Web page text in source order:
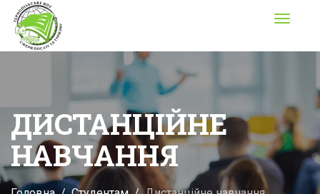
Toggle
ДИСТАНЦІЙНЕ
НАВЧАННЯ